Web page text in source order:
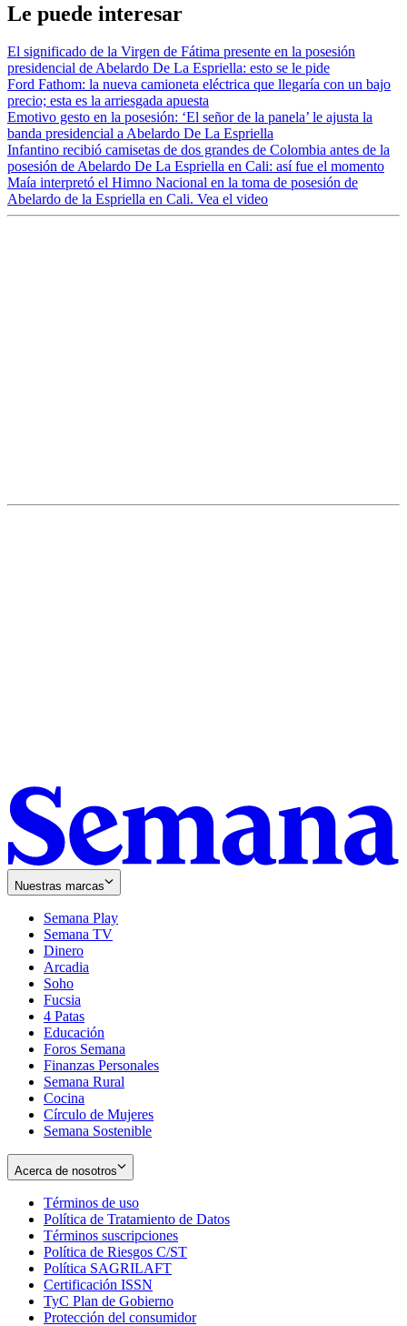
Le puede interesar
El significado de la Virgen de Fátima presente en la posesión
presidencial de Abelardo De La Espriella: esto se le pide
Ford Fathom: la nueva camioneta eléctrica que llegaría con un bajo
precio; esta es la arriesgada apuesta
Emotivo gesto en la posesión: ‘El señor de la panela’ le ajusta la
banda presidencial a Abelardo De La Espriella
Infantino recibió camisetas de dos grandes de Colombia antes de la
posesión de Abelardo De La Espriella en Cali: así fue el momento
Maía interpretó el Himno Nacional en la toma de posesión de
Abelardo de la Espriella en Cali. Vea el video
Nuestras marcas
Semana Play
Semana TV
Dinero
Arcadia
Soho
in
new
window
Fucsia
in
new
window
4 Patas
Educación
Foros Semana
Finanzas Personales
Semana Rural
Cocina
Círculo de Mujeres
Semana Sostenible
Acerca de nosotros
Términos de uso
in
new
window
Política de Tratamiento de Datos
Términos suscripciones
in
Política de Riesgos C/ST
Política SAGRILAFT
new
window
Certificación ISSN
in
new
TyC Plan de Gobierno
in
Protección del consumidorOpens